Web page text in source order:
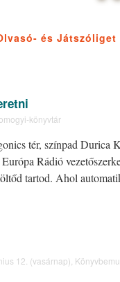
és Játszóliget
könyvtár
tér, színpad Durica
Rádió
tartod. Ahol
12. (vasárnap),